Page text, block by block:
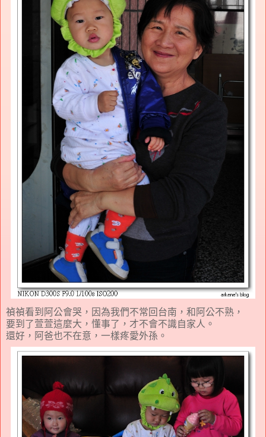
禎禎看到阿公會哭，因為我們不常回台南，和阿公不熟，
要到了萱萱這麼大，懂事了，才不會不識自家人。
還好，阿爸也不在意，一樣疼愛外孫。